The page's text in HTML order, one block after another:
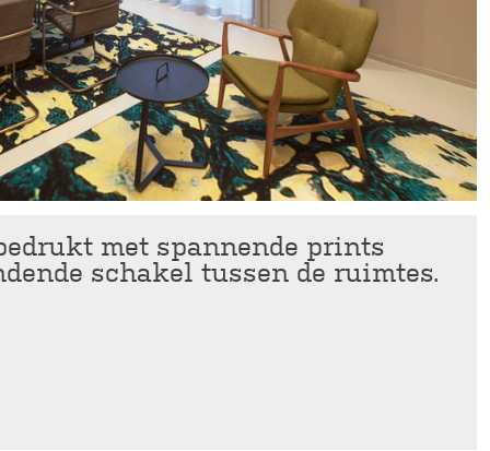
met spannende prints
schakel tussen de ruimtes.